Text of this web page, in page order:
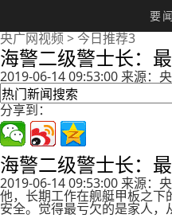
要闻
央广网视频>今日推荐3
海警二级警士长：
2019-06-14 09:53:00 来源：
分享到：
海警二级警士长：
2019-06-14 09:53:00 来源：
他，长期工作在舰艇甲板之
安全。觉得最亏欠的是家人，